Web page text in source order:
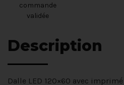
commande
validée
Description
Dalle LED 120×60 avec imprimé